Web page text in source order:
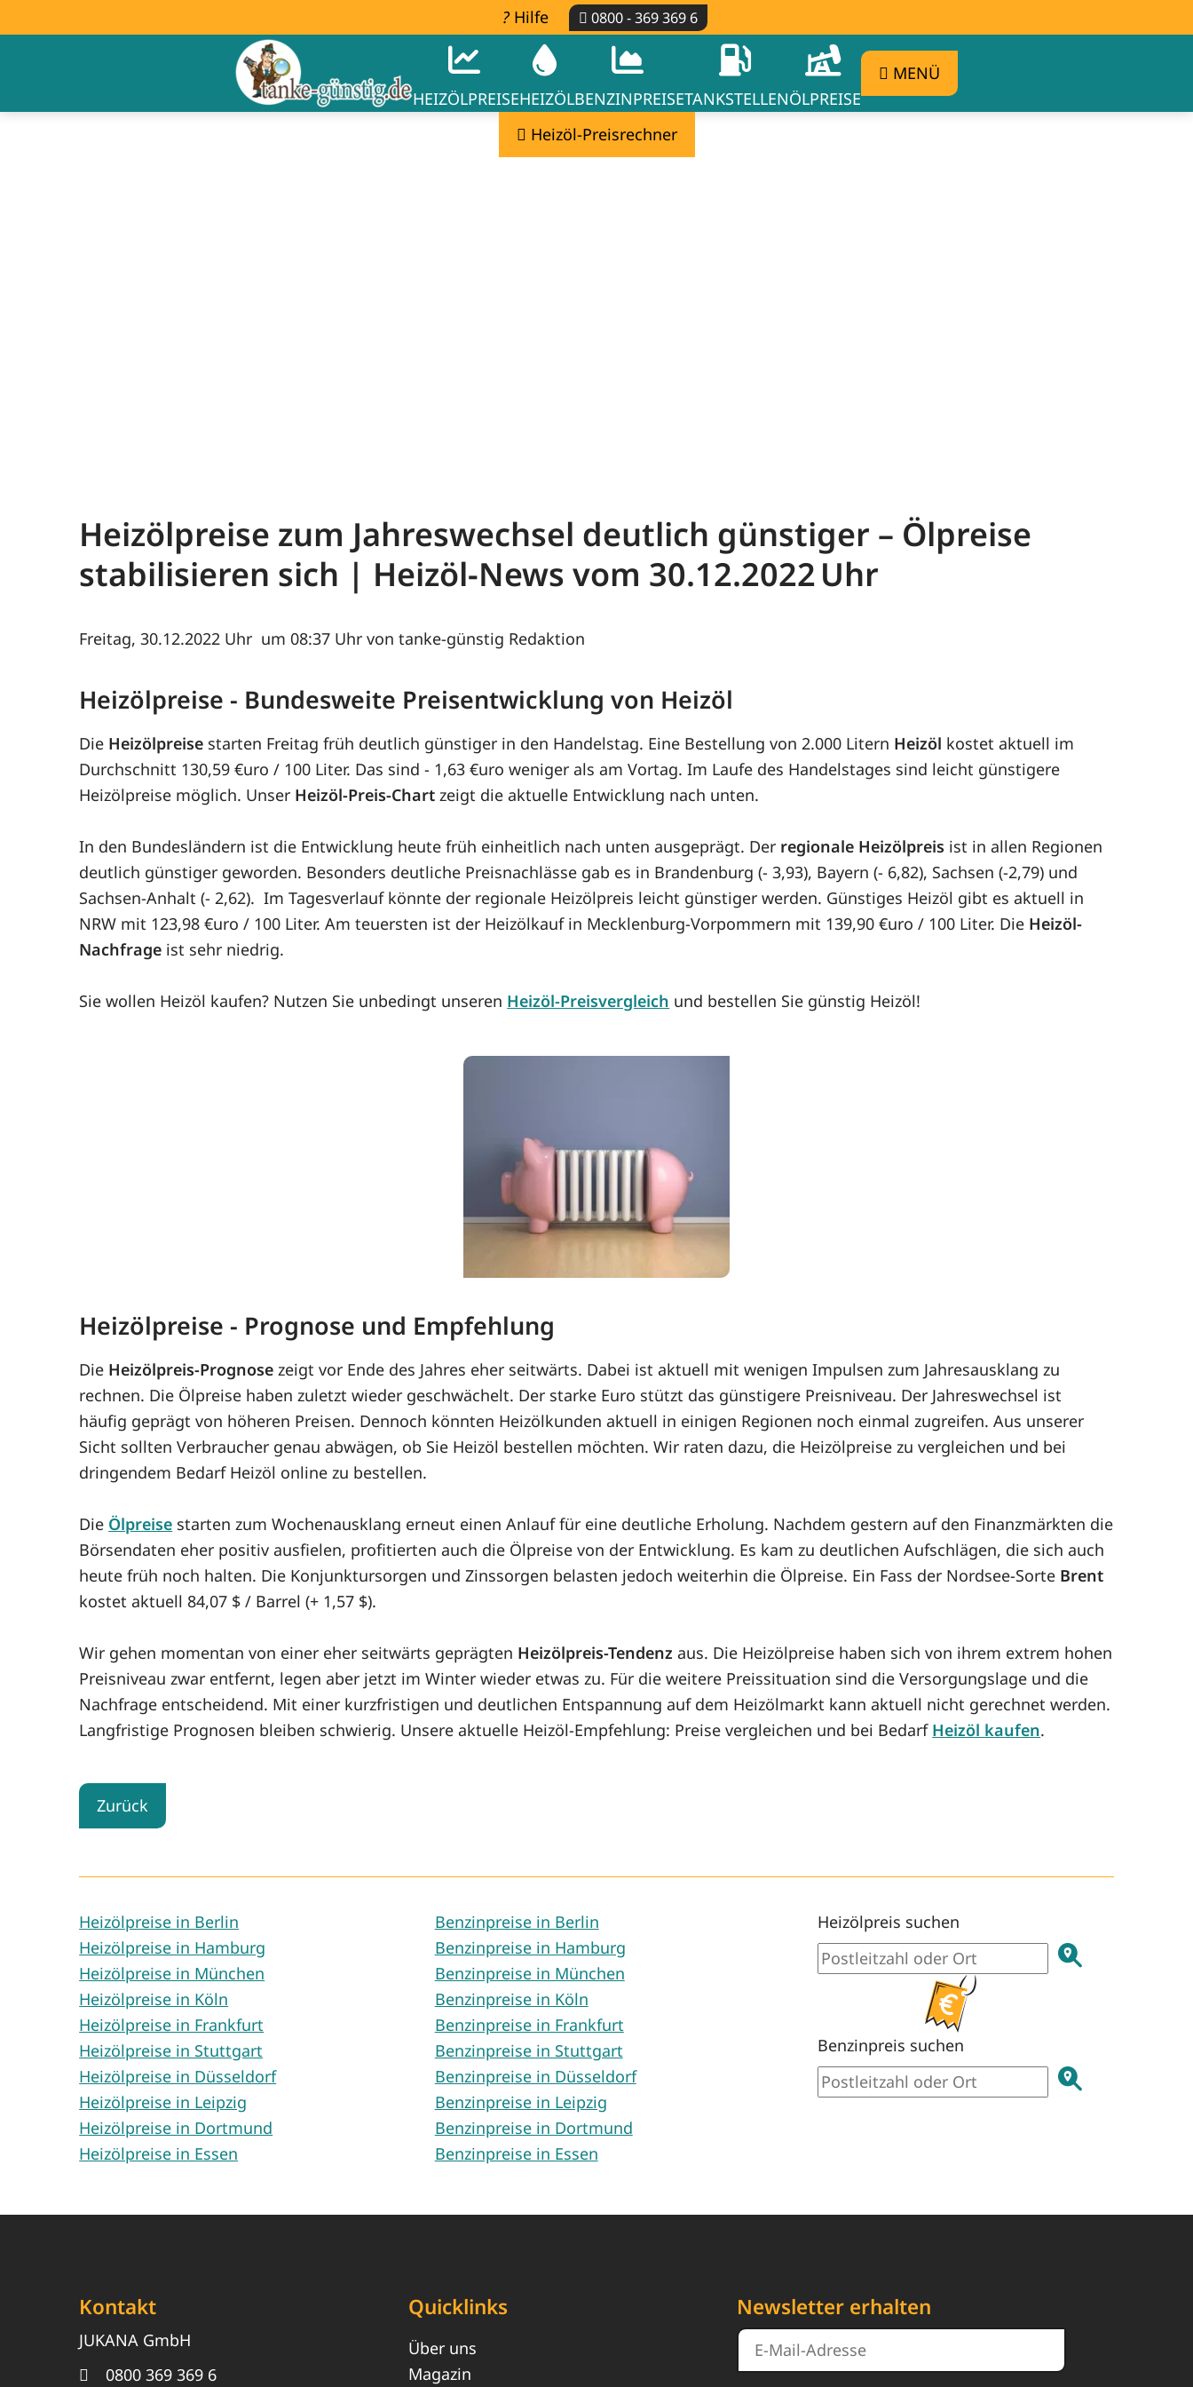
Hilfe 0800 - 369 369 6
HEIZÖLPREISEHEIZÖLBENZINPREISETANKSTELLENÖLPREISE
MENÜ
Heizöl-Preisrechner
Heizölpreise zum Jahreswechsel deutlich günstiger – Ölpreise
stabilisieren sich | Heizöl-News vom 30.12.2022
Freitag, 30.12.2022 um 08:37 Uhr von tanke-günstig Redaktion
Heizölpreise - Bundesweite Preisentwicklung von Heizöl
Die Heizölpreise starten Freitag früh deutlich günstiger in den Handelstag. Eine Bestellung von 2.000 Litern Heizöl kostet aktuell im
Durchschnitt 130,59 €uro / 100 Liter. Das sind - 1,63 €uro weniger als am Vortag. Im Laufe des Handelstages sind leicht günstigere
Heizölpreise möglich. Unser Heizöl-Preis-Chart zeigt die aktuelle Entwicklung nach unten.
In den Bundesländern ist die Entwicklung heute früh einheitlich nach unten ausgeprägt. Der regionale Heizölpreis ist in allen Regionen
deutlich günstiger geworden. Besonders deutliche Preisnachlässe gab es in Brandenburg (- 3,93), Bayern (- 6,82), Sachsen (-2,79) und
Sachsen-Anhalt (- 2,62). Im Tagesverlauf könnte der regionale Heizölpreis leicht günstiger werden. Günstiges Heizöl gibt es aktuell in
NRW mit 123,98 €uro / 100 Liter. Am teuersten ist der Heizölkauf in Mecklenburg-Vorpommern mit 139,90 €uro / 100 Liter. Die Heizöl-
Nachfrage ist sehr niedrig.
Sie wollen Heizöl kaufen? Nutzen Sie unbedingt unseren Heizöl-Preisvergleich und bestellen Sie günstig Heizöl!
Heizölpreise - Prognose und Empfehlung
Die Heizölpreis-Prognose zeigt vor Ende des Jahres eher seitwärts. Dabei ist aktuell mit wenigen Impulsen zum Jahresausklang zu
rechnen. Die Ölpreise haben zuletzt wieder geschwächelt. Der starke Euro stützt das günstigere Preisniveau. Der Jahreswechsel ist
häufig geprägt von höheren Preisen. Dennoch könnten Heizölkunden aktuell in einigen Regionen noch einmal zugreifen. Aus unserer
Sicht sollten Verbraucher genau abwägen, ob Sie Heizöl bestellen möchten. Wir raten dazu, die Heizölpreise zu vergleichen und bei
dringendem Bedarf Heizöl online zu bestellen.
Die Ölpreise starten zum Wochenausklang erneut einen Anlauf für eine deutliche Erholung. Nachdem gestern auf den Finanzmärkten die
Börsendaten eher positiv ausfielen, profitierten auch die Ölpreise von der Entwicklung. Es kam zu deutlichen Aufschlägen, die sich auch
heute früh noch halten. Die Konjunktursorgen und Zinssorgen belasten jedoch weiterhin die Ölpreise. Ein Fass der Nordsee-Sorte Brent
kostet aktuell 84,07 $ / Barrel (+ 1,57 $).
Wir gehen momentan von einer eher seitwärts geprägten Heizölpreis-Tendenz aus. Die Heizölpreise haben sich von ihrem extrem hohen
Preisniveau zwar entfernt, legen aber jetzt im Winter wieder etwas zu. Für die weitere Preissituation sind die Versorgungslage und die
Nachfrage entscheidend. Mit einer kurzfristigen und deutlichen Entspannung auf dem Heizölmarkt kann aktuell nicht gerechnet werden.
Langfristige Prognosen bleiben schwierig. Unsere aktuelle Heizöl-Empfehlung: Preise vergleichen und bei Bedarf Heizöl kaufen.
Zurück
Heizölpreise in Berlin
Heizölpreise in Hamburg
Heizölpreise in München
Heizölpreise in Köln
Heizölpreise in Frankfurt
Heizölpreise in Stuttgart
Heizölpreise in Düsseldorf
Heizölpreise in Leipzig
Heizölpreise in Dortmund
Heizölpreise in Essen
Benzinpreise in Berlin
Benzinpreise in Hamburg
Benzinpreise in München
Benzinpreise in Köln
Benzinpreise in Frankfurt
Benzinpreise in Stuttgart
Benzinpreise in Düsseldorf
Benzinpreise in Leipzig
Benzinpreise in Dortmund
Benzinpreise in Essen
Heizölpreis suchen
Benzinpreis suchen
Kontakt
JUKANA GmbH
0800 369 369 6
Quicklinks
Über uns
Magazin
Newsletter erhalten